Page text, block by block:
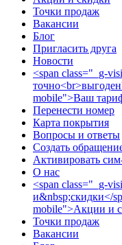
Точки продаж
Вакансии
Блог
Пригласить друга
Новости
<span class="_g-
mobile">Ваш
Перенести номер
Карта покрытия
Вопросы и ответы
Создать
Активировать
О нас
<span class="_g-
и&nbsp;скидки</
mobile">Акции и
Точки продаж
Вакансии